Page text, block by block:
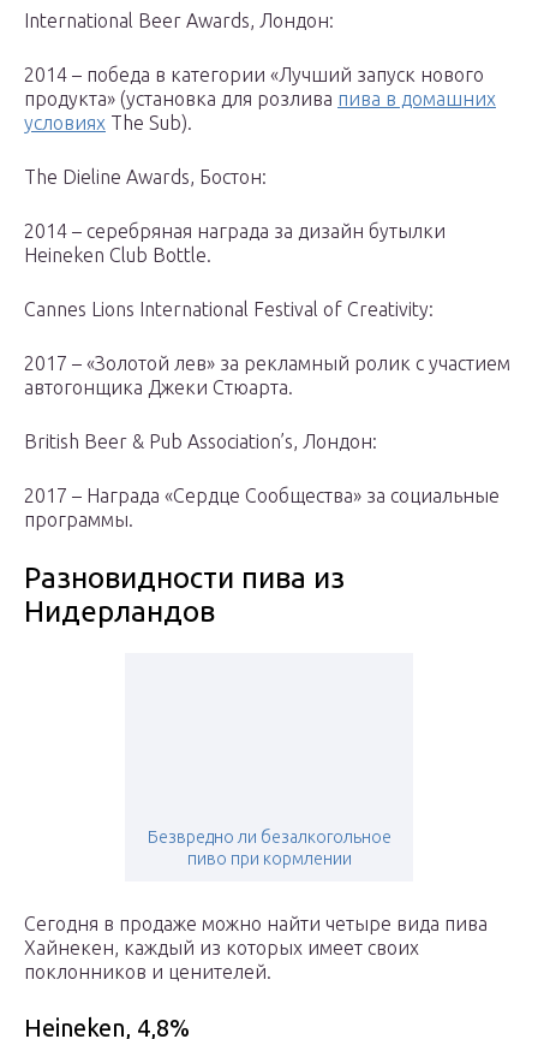
International Beer Awards, Лондон:
2014 – победа в категории «Лучший запуск нового
продукта» (установка для розлива пива в домашних
условиях The Sub).
The Dieline Awards, Бостон:
2014 – серебряная награда за дизайн бутылки
Heineken Club Bottle.
Cannes Lions International Festival of Creativity:
2017 – «Золотой лев» за рекламный ролик с участием
автогонщика Джеки Стюарта.
British Beer & Pub Association’s, Лондон:
2017 – Награда «Сердце Сообщества» за социальные
программы.
Разновидности пива из
Нидерландов
Безвредно ли безалкогольное
пиво при кормлении
Сегодня в продаже можно найти четыре вида пива
Хайнекен, каждый из которых имеет своих
поклонников и ценителей.
Heineken, 4,8%